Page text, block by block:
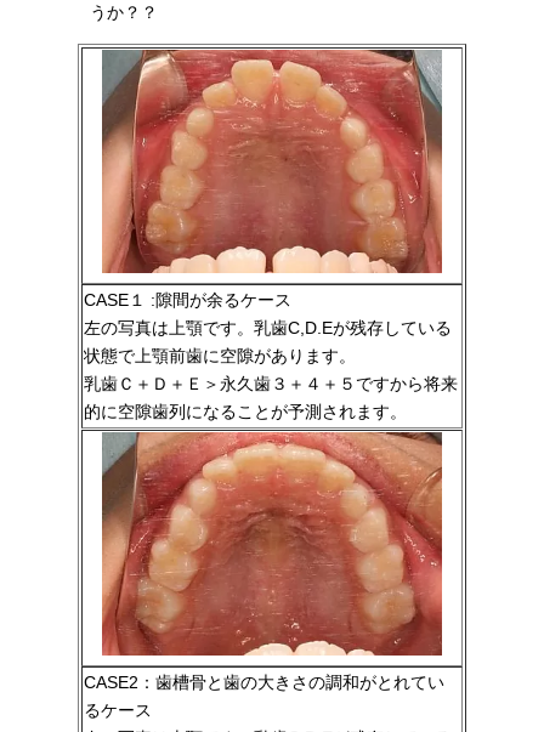
うか？？
CASE１ :隙間が余るケース
左の写真は上顎です。乳歯C,D.Eが残存している
状態で上顎前歯に空隙があります。
乳歯Ｃ＋Ｄ＋Ｅ＞永久歯３＋４＋５ですから将来
的に空隙歯列になることが予測されます。
CASE2：歯槽骨と歯の大きさの調和がとれてい
るケース